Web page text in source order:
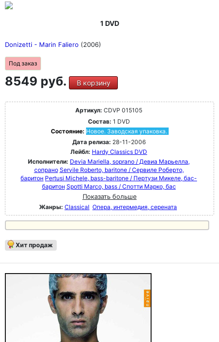
1 DVD
Donizetti - Marin Faliero (2006)
Под заказ
8549 руб. В корзину
Артикул: CDVP 015105
Состав: 1 DVD
Состояние: Новое. Заводская упаковка.
Дата релиза: 28-11-2006
Лейбл: Hardy Classics DVD
Исполнители: Devia Mariella, soprano / Девиа Марьелла,
сопрано Servile Roberto, baritone / Сервиле Роберто,
баритон Pertusi Michele, bass-baritone / Пертузи Микеле, бас-
баритон Spotti Marco, bass / Спотти Марко, бас
Показать больше
Жанры: Classical Опера, интермедия, серената
Хит продаж